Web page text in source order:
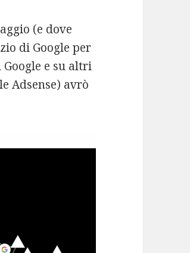
(e dove
di Google per
e su altri
Adsense) avrò